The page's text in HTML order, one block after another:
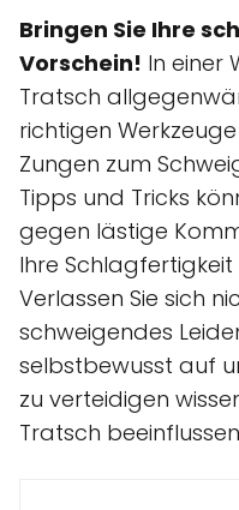
Bringen Sie Ihre
Vorschein! In einer
Tratsch
richtigen
Zungen zum
Tipps und Tricks
gegen lästige
Ihre Schlagfertigkeit
Verlassen Sie sich
schweigendes
selbstbewusst auf
zu verteidigen
Tratsch